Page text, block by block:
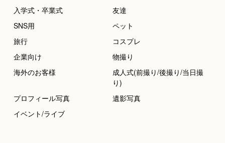
入学式・卒業式
友達
SNS用
ペット
旅行
コスプレ
企業向け
物撮り
海外のお客様
成人式(前撮り/後撮り/当日撮
り)
プロフィール写真
遺影写真
イベント/ライブ